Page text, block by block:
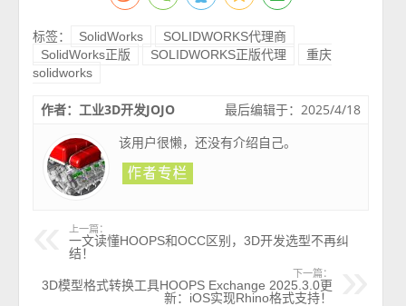
标签： SolidWorks
SOLIDWORKS代理商
SolidWorks正版
SOLIDWORKS正版代理
重庆
solidworks
最后编辑于：2025/4/18
作者：工业3D开发JOJO
该用户很懒，还没有介绍自己。
上一篇：
一文读懂HOOPS和OCC区别，3D开发选型不再纠
结！
下一篇：
3D模型格式转换工具HOOPS Exchange 2025.3.0更
新：iOS实现Rhino格式支持！